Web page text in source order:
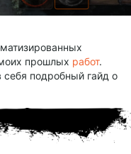
прошлых работ.
подробный гайд о